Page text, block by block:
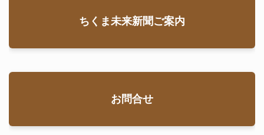
ちくま未来新聞ご案内
お問合せ